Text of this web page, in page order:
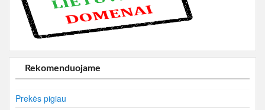
Rekomenduojame
Prekės pigiau